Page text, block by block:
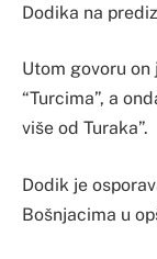
Dodika na
Utom govoru on
“Turcima”, a
više od Turaka”.
Dodik je
Bošnjacima u